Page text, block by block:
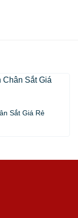
Sắt Giá Rẻ